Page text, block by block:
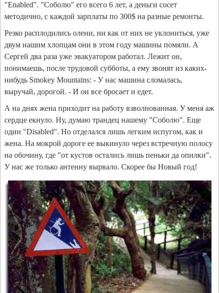
"Enabled". "Соболю" его всего 6 лет, а деньги сосет
методично, с каждой зарплаты по 300$ на разные ремонты.
Резко расплодились олени, ни как от них не уклониться, уже
двум нашим хлопцам они в этом году машины помяли. А
Сергей два раза уже эвакуатором работал. Лежит он,
понимаешь, после трудовой субботы, а ему звонят из каких-
нибудь Smokey Mountains: - У нас машина сломалась,
выручай, дорогой. - И он все бросает и едет.
А на днях жена приходит на работу взволнованная. У меня аж
сердце екнуло. Ну, думаю трандец нашему "Соболю". Еще
один "Disabled". Но отделался лишь легким испугом, как и
жена. На мокрой дороге ее выкинуло через встречную полосу
на обочину, где "от кустов остались лишь пеньки да опилки".
У нас же только антенну вырвало. Скорее бы Новый год!